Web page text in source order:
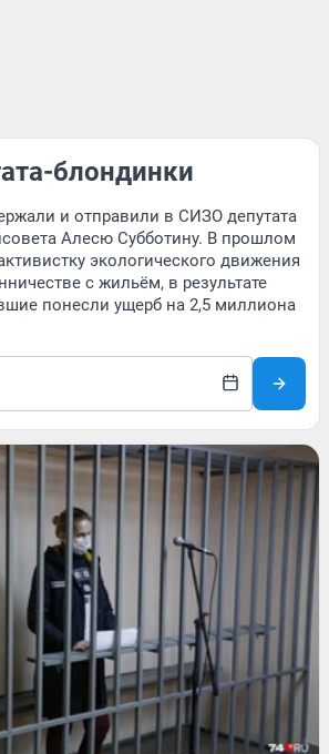
блондинки
и отправили в СИЗО депутата
Алесю Субботину. В прошлом
экологического движения
с жильём, в результате
понесли ущерб на 2,5 миллиона